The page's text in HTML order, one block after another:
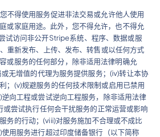
不得使用服务促进非法交易或允许他人使用
或家庭用途。此外，您不得允许，也不得允
试访问非公开Stripe系统、程序、数据或服
重新发布、上传、发布、转售或以任何方式
或服务的任何部分，除非适用法律明确允
无增值的代理为服务提供服务；(iv)转让本协
；(v)规避服务的任何技术限制或启用已禁用
向工程或尝试逆向工程服务，除非适用法律
或尝试执行任何会干扰服务的正常运营或影响
务的行动；(viii)对服务施加不合理或不成比
用服务进行超过印度储备银行（以下简称